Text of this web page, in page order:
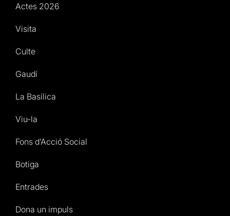
Actes 2026
Visita
Culte
Gaudí
La Basílica
Viu-la
Fons d’Acció Social
Botiga
Entrades
Dona un impuls